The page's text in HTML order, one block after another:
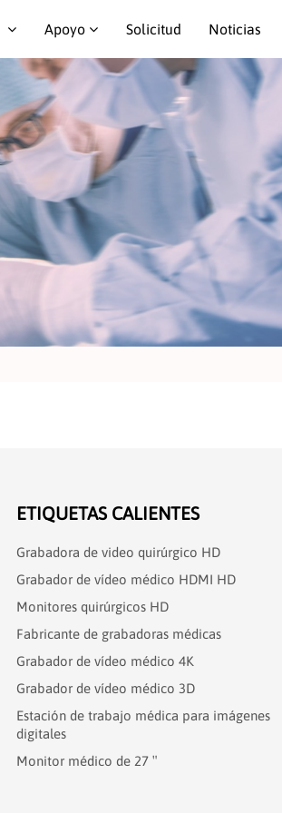
Apoyo Solicitud Noticias
ETIQUETAS CALIENTES
Grabadora de video quirúrgico HD
Grabador de vídeo médico HDMI HD
Monitores quirúrgicos HD
Fabricante de grabadoras médicas
Grabador de vídeo médico 4K
Grabador de vídeo médico 3D
Estación de trabajo médica para imágenes
digitales
Monitor médico de 27 ″